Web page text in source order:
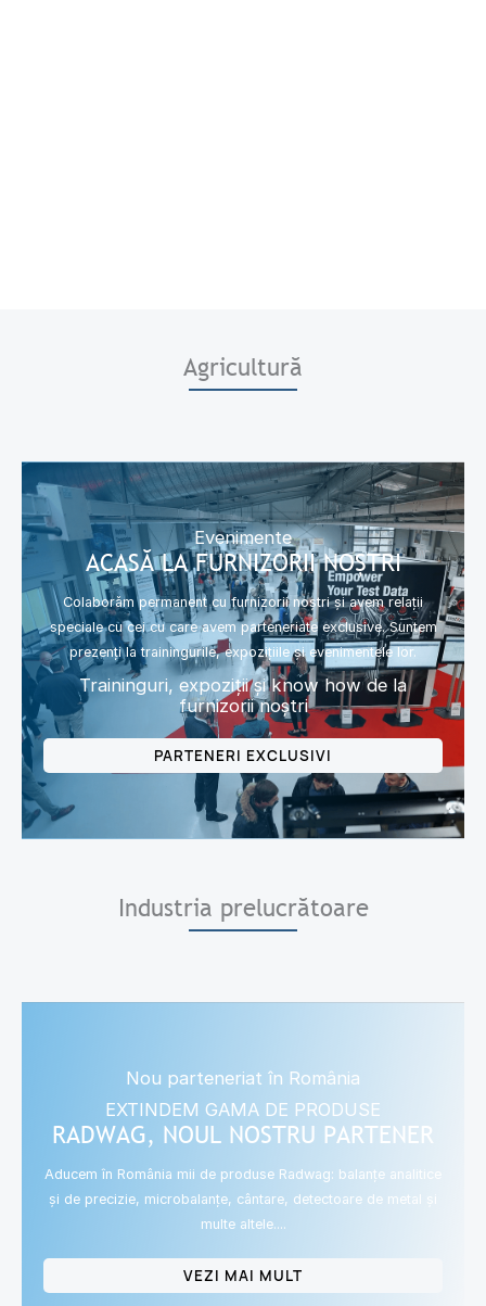
Agricultură
Evenimente
ACASĂ LA FURNIZORII NOȘTRI
Colaborăm permanent cu furnizorii noștri și avem relații
speciale cu cei cu care avem parteneriate exclusive. Suntem
prezenți la trainingurile, expozițiile și evenimentele lor.
Traininguri, expoziții și know how de la
furnizorii noștri
PARTENERI EXCLUSIVI
Industria prelucrătoare
Nou parteneriat în România
EXTINDEM GAMA DE PRODUSE
RADWAG, NOUL NOSTRU PARTENER
Aducem în România mii de produse Radwag: balanțe analitice
și de precizie, microbalanțe, cântare, detectoare de metal și
multe altele....
VEZI MAI MULT